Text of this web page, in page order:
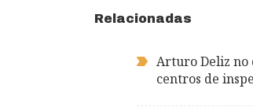
Relacionadas
Arturo Deliz no
centros de